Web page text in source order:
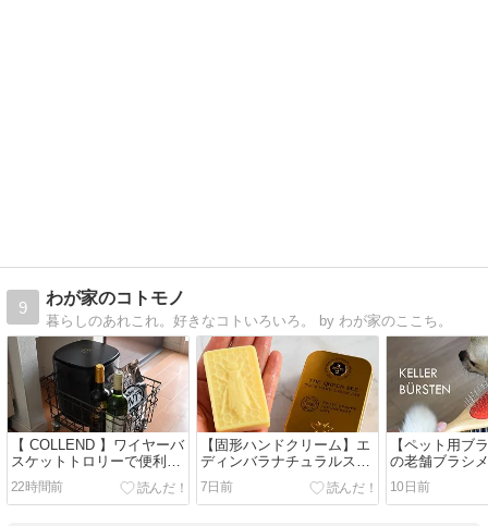
9
わが家のコトモノ
暮らしのあれこれ。好きなコトいろいろ。 by わが家のここち。
【 COLLEND 】ワイヤーバ
スケットトロリーで便利な
見せる収納【耐荷重
10kg】
22時間前
【固形ハンドクリーム】エ
ディンバラナチュラルスキ
ンケア【SOLID HAND
CREAM BAR】
7日前
【ペット用ブ
の老舗ブラシ
ーの両面ブラ
BÜRSTEN】
10日前